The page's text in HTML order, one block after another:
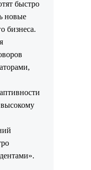
быстро
новые
бизнеса.